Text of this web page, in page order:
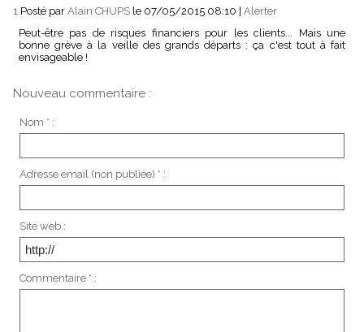
1.Posté par Alain CHUPS le 07/05/2015 08:10
Alerter
Peut-être pas de risques financiers pour les clients... Mais une
bonne grève à la veille des grands départs : ça c'est tout à fait
envisageable !
Nouveau commentaire :
Nom * :
Adresse email (non publiée) * :
Site web :
Commentaire * :